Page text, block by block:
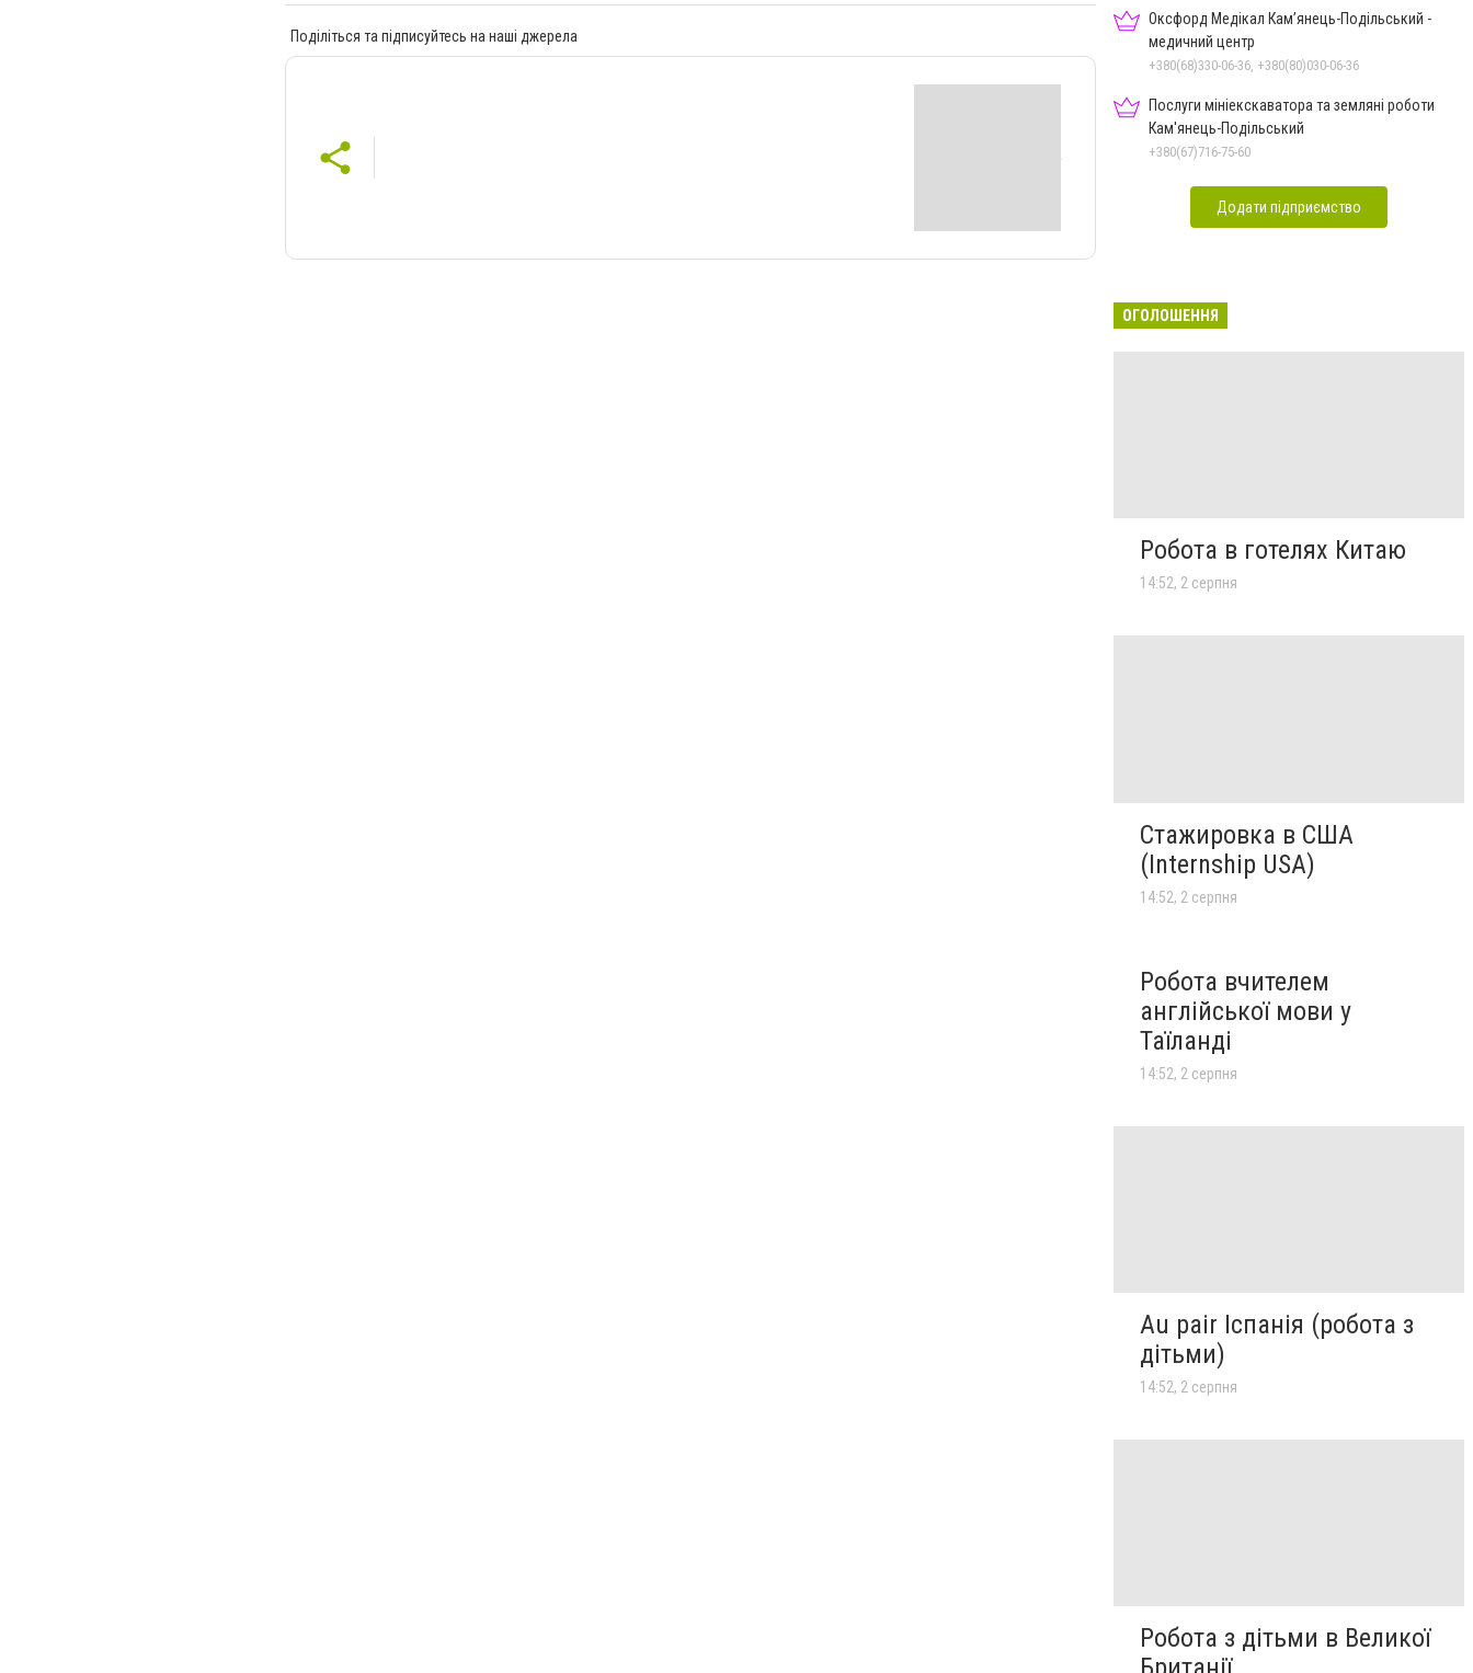
Поділіться та підписуйтесь на наші джерела
Оксфорд Медікал Кам’янець-Подільський -
медичний центр
+380(68)330-06-36, +380(80)030-06-36
Послуги мініекскаватора та земляні роботи
Кам'янець-Подільський
+380(67)716-75-60
Додати підприємство
ОГОЛОШЕННЯ
Робота в готелях Китаю
14:52, 2 серпня
Стажировка в США
(Internship USA)
14:52, 2 серпня
Робота вчителем
англійської мови у
Таїланді
14:52, 2 серпня
Au pair Іспанія (робота з
дітьми)
14:52, 2 серпня
Робота з дітьми в Великої